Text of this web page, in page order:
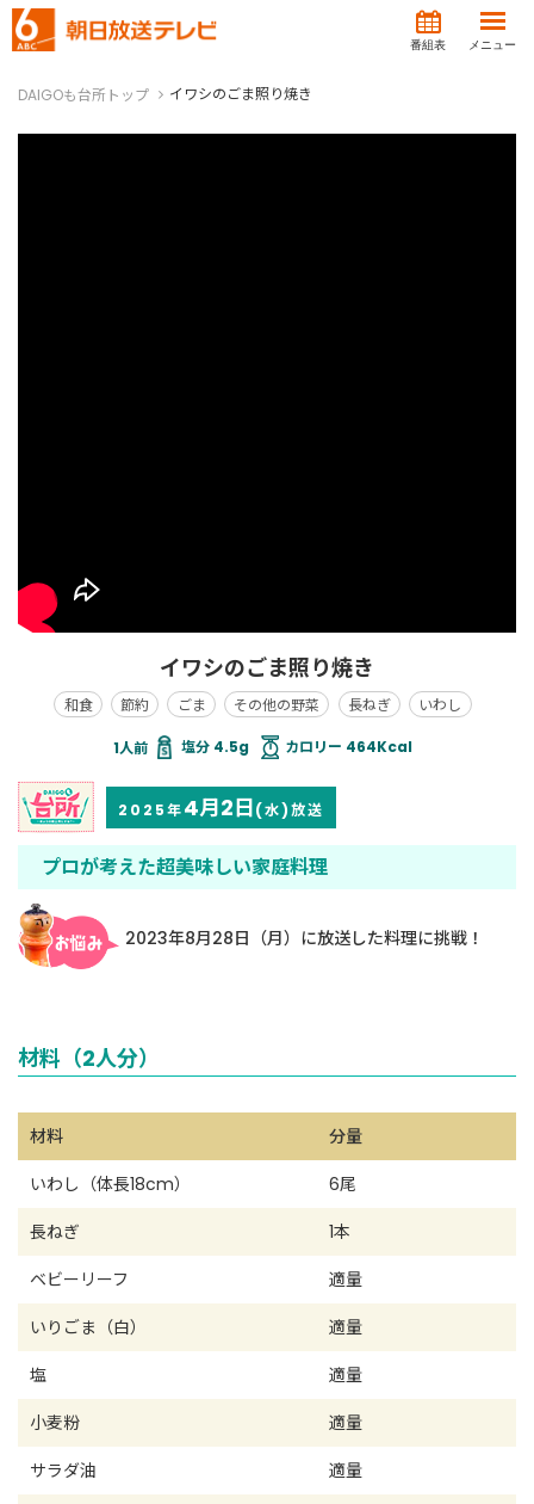
番組表 メニュー
DAIGOも台所トップ イワシのごま照り焼き
イワシのごま照り焼き
和食 節約 ごま その他の野菜 長ねぎ いわし
塩分 4.5g カロリー 464Kcal
2025年4月2日(水)放送
プロが考えた超美味しい家庭料理
2023年8月28日（月）に放送した料理に挑戦！
材料（2人分）
材料
分量
いわし（体長18cm）
6尾
長ねぎ
1本
ベビーリーフ
適量
いりごま（白）
適量
塩
適量
小麦粉
適量
サラダ油
適量